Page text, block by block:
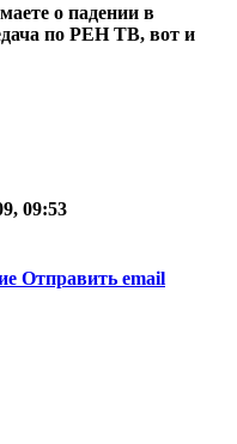
о падении в
по РЕН ТВ, вот и
09:53
Отправить email